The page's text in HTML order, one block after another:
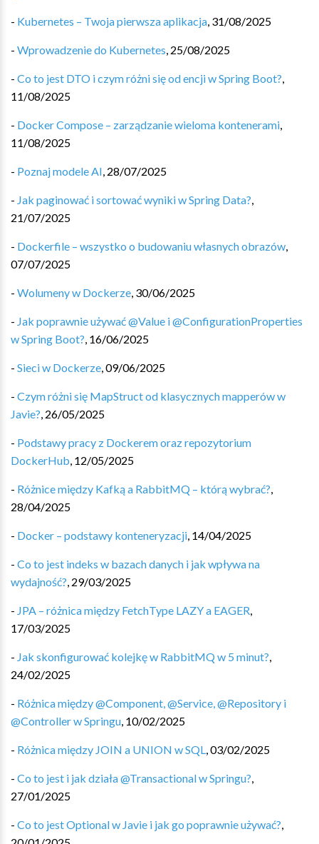
- Kubernetes – Twoja pierwsza aplikacja, 31/08/2025
- Wprowadzenie do Kubernetes, 25/08/2025
- Co to jest DTO i czym różni się od encji w Spring Boot?,
11/08/2025
- Docker Compose – zarządzanie wieloma kontenerami,
11/08/2025
- Poznaj modele AI, 28/07/2025
- Jak paginować i sortować wyniki w Spring Data?,
21/07/2025
- Dockerfile – wszystko o budowaniu własnych obrazów,
07/07/2025
- Wolumeny w Dockerze, 30/06/2025
- Jak poprawnie używać @Value i @ConfigurationProperties
w Spring Boot?, 16/06/2025
- Sieci w Dockerze,09/06/2025
- Czym różni się MapStruct od klasycznych mapperów w
Javie?, 26/05/2025
- Podstawy pracy z Dockerem oraz repozytorium
DockerHub, 12/05/2025
- Różnice między Kafką a RabbitMQ – którą wybrać?,
28/04/2025
- Docker – podstawy konteneryzacji, 14/04/2025
- Co to jest indeks w bazach danych i jak wpływa na
wydajność?, 29/03/2025
- JPA – różnica między FetchType LAZY a EAGER,
17/03/2025
- Jak skonfigurować kolejkę w RabbitMQ w 5 minut?,
24/02/2025
- Różnica między @Component, @Service, @Repository i
@Controller w Springu, 10/02/2025
- Różnica między JOIN a UNION w SQL,03/02/2025
- Co to jest i jak działa @Transactional w Springu?,
27/01/2025
- Co to jest Optional w Javie i jak go poprawnie używać?,